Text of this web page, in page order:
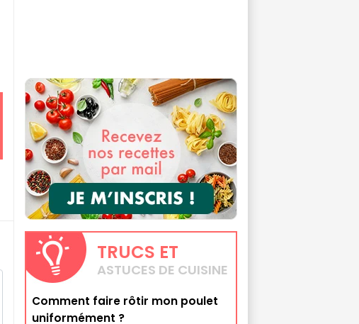
TRUCS ET
ASTUCES DE CUISINE
Comment faire rôtir mon poulet
uniformément ?